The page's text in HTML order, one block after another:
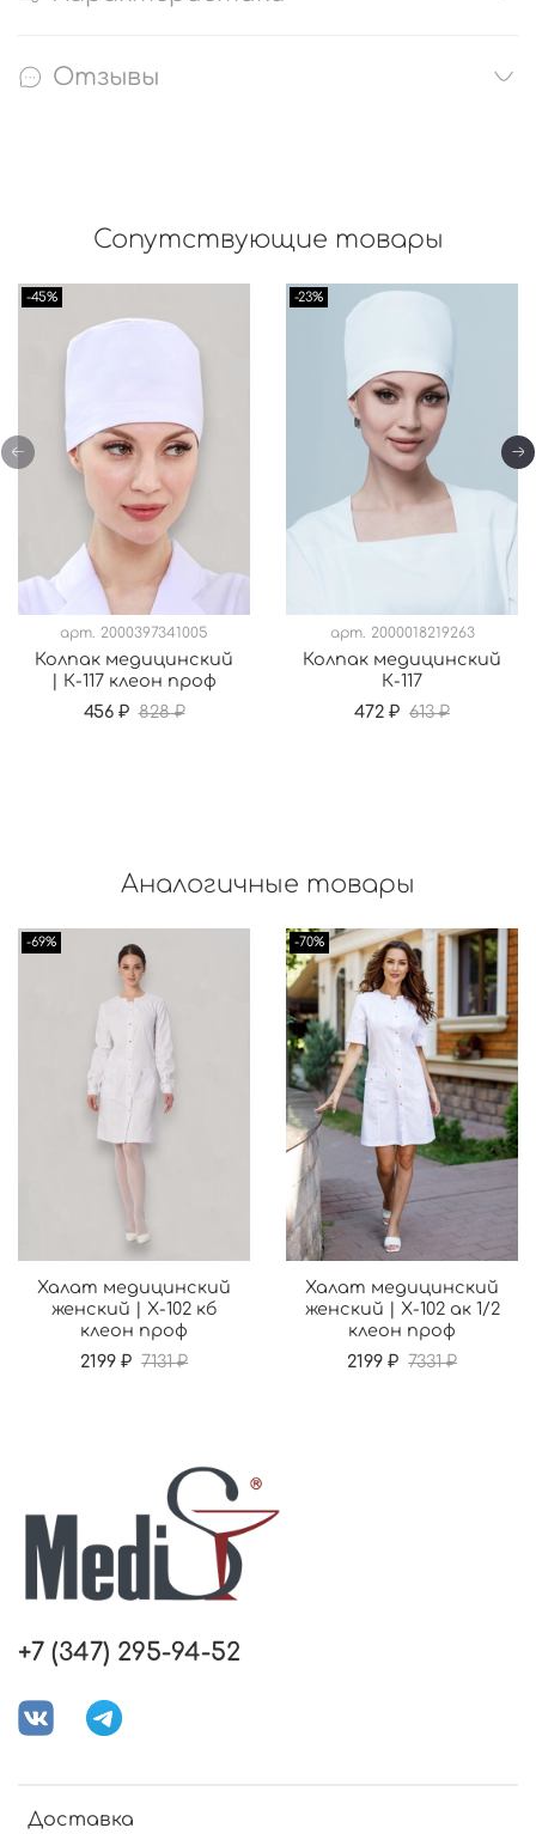
Отзывы
Сопутствующие товары
-45%
арт. 2000397341005
Колпак медицинский
| К-117 клеон проф
456 ₽ 828 ₽
-23%
арт. 2000018219263
Колпак медицинский
К-117
472 ₽ 613 ₽
Аналогичные товары
-69%
Халат медицинский
женский | Х-102 кб
клеон проф
2199 ₽ 7131 ₽
-70%
Халат медицинский
женский | Х-102 ак 1/2
клеон проф
2199 ₽ 7331 ₽
Доставка
+7 (347) 295-94-52